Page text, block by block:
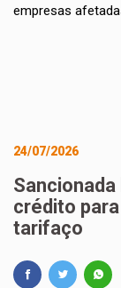
24/07/2026
crédito
tarifaço